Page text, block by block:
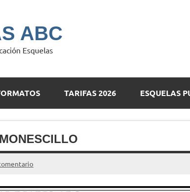
ABC
Esquelas
TARIFAS 2026 ESQUELAS